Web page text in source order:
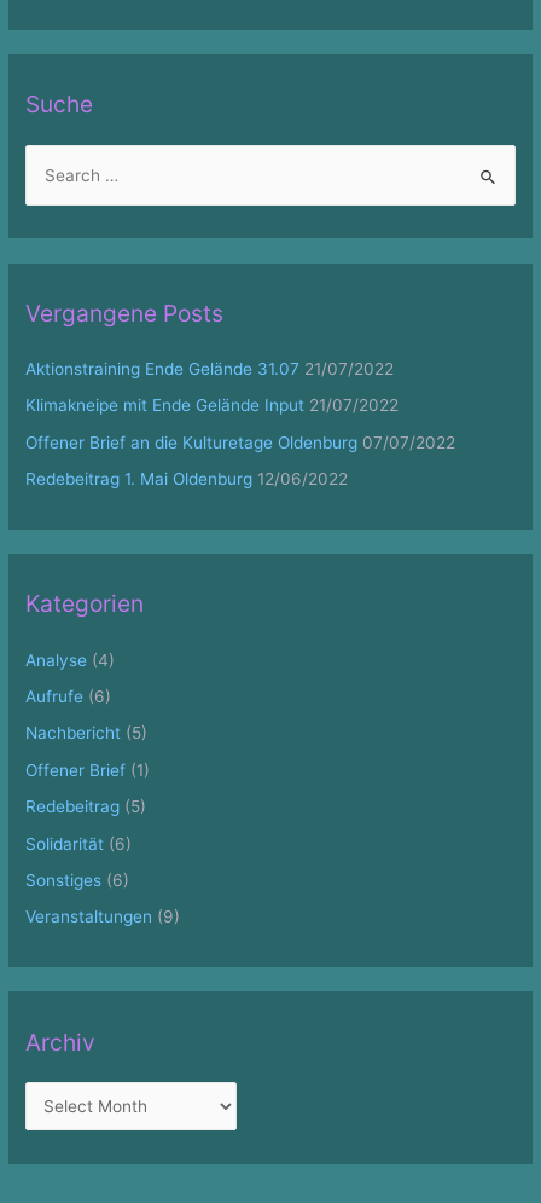
Suche
h
:
Vergangene Posts
Aktionstraining Ende Gelände 31.07 21/07/2022
Klimakneipe mit Ende Gelände Input 21/07/2022
Offener Brief an die Kulturetage Oldenburg 07/07/2022
Redebeitrag 1. Mai Oldenburg 12/06/2022
Kategorien
Analyse (4)
Aufrufe (6)
Nachbericht (5)
Offener Brief (1)
Redebeitrag (5)
Solidarität (6)
Sonstiges (6)
Veranstaltungen (9)
Archiv
r
c